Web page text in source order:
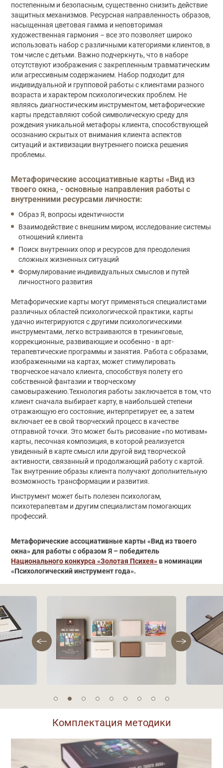
постепенным и безопасным, существенно снизить действие
защитных механизмов. Ресурсная направленность образов,
насыщенная цветовая гамма и неповторимая
художественная гармония – все это позволяет широко
использовать набор с различными категориями клиентов, в
том числе с детьми. Важно подчеркнуть, что в наборе
отсутствуют изображения с закрепленным травматическим
или агрессивным содержанием. Набор подходит для
индивидуальной и групповой работы с клиентами разного
возраста и характером психологических проблем. Не
являясь диагностическим инструментом, метафорические
карты представляют собой символическую среду для
рождения уникальной метафоры клиента, способствующей
осознанию скрытых от внимания клиента аспектов
ситуаций и активизации внутреннего поиска решения
проблемы.
Метафорические ассоциативные карты «Вид из
твоего окна, - основные направления работы с
внутренними ресурсами личности:
Образ Я, вопросы идентичности
Взаимодействие с внешним миром, исследование системы
отношений клиента
Поиск внутренних опор и ресурсов для преодоления
сложных жизненных ситуаций
Формулирование индивидуальных смыслов и путей
личностного развития
Метафорические карты могут применяться специалистами
различных областей психологической практики, карты
удачно интегрируются с другими психологическими
инструментами, легко встраиваются в тренинговые,
коррекционные, развивающие и особенно - в арт-
терапевтические программы и занятия. Работа с образами,
изображенными на картах, может стимулировать
творческое начало клиента, способствуя полету его
собственной фантазии и творческому
самовыражению.Технология работы заключается в том, что
клиент сначала выбирает карту, в наибольшей степени
отражающую его состояние, интерпретирует ее, а затем
включает ее в свой творческий процесс в качестве
отправной точки. Это может быть рисование «по мотивам»
карты, песочная композиция, в которой реализуется
увиденный в карте смысл или другой вид творческой
активности, связанный и продолжающий работу с картой.
Так внутренние образы клиента получают дополнительную
возможность трансформации и развития.
Инструмент может быть полезен психологам,
психотерапевтам и другим специалистам помогающих
профессий.
Метафорические ассоциативные карты «Вид из твоего
окна» для работы с образом Я – победитель
Национального конкурса «Золотая Психея» в номинации
«Психологический инструмент года».
Фотографии
Комплектация методики